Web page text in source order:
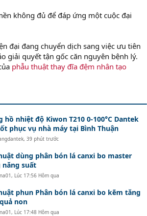
không đủ để đáp ứng một cuộc đại
đại đang chuyển dịch sang việc ưu tiên
giải quyết tận gốc căn nguyên bệnh lý.
phẫu thuật thay đĩa đệm nhân tạo
hồ nhiệt độ Kiwon T210 0-100°C Dantek
phục vụ nhà máy tại Bình Thuận
, 39 phút trước
dùng phân bón lá canxi bo master
năng suất
, Lúc 17:56 Hôm qua
phun Phân bón lá canxi bo kẽm tăng
non
, Lúc 17:48 Hôm qua